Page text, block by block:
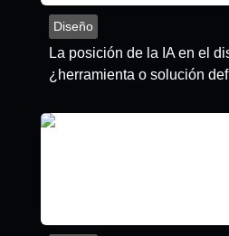
Diseño
La posición de la IA en el
¿herramienta o solución